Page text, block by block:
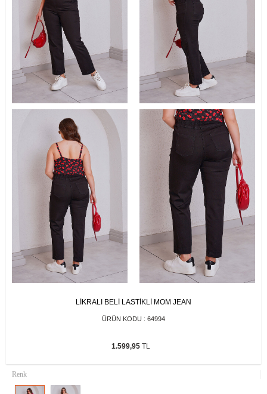
LİKRALI BELİ LASTİKLİ MOM JEAN
ÜRÜN KODU : 64994
1.599,95TL
Renk